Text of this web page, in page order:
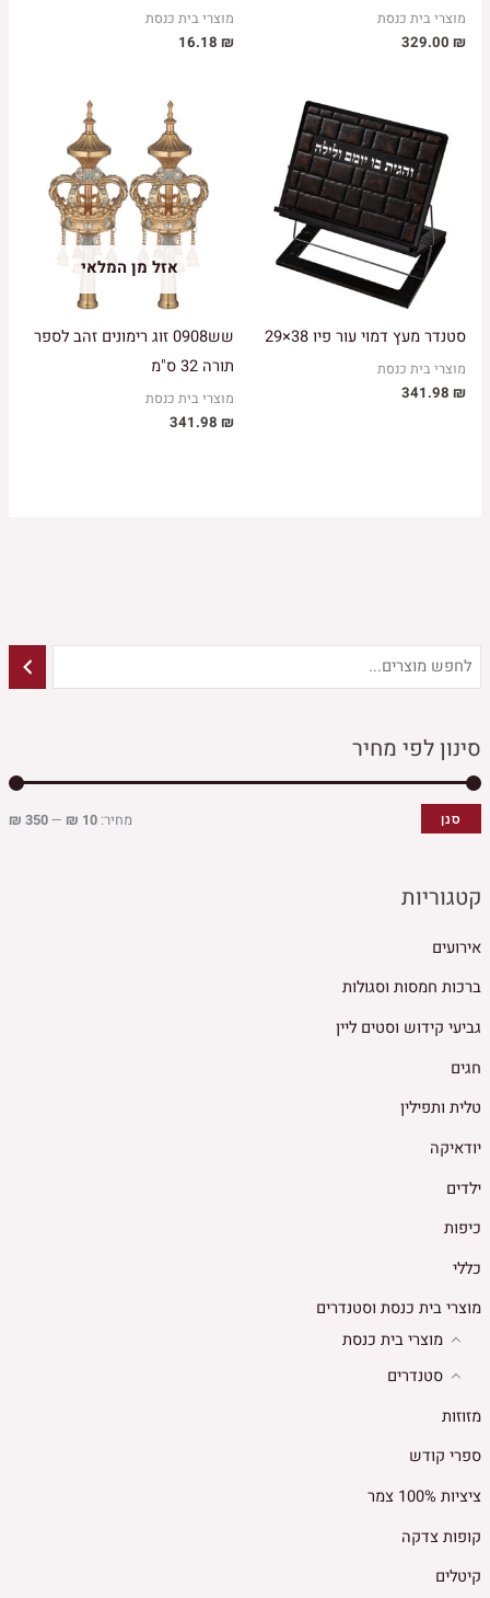
סינון לפי מחיר
סנן מחיר:10 ₪
—
350 ₪
קטגוריות
אירועים
ברכות חמסות וסגולות
גביעי קידוש וסטים ליין
חגים
טלית ותפילין
יודאיקה
ילדים
כיפות
כללי
מוצרי בית כנסת וסטנדרים
מוצרי בית כנסת
סטנדרים
מזוזות
ספרי קודש
ציציות 100% צמר
קופות צדקה
קיטלים
מוצרי בית כנסת
329.00 ₪
מוצרי בית כנסת
16.18 ₪
סטנדר מעץ דמוי עור פיו 38×29
מוצרי בית כנסת
341.98 ₪
אזל מן המלאי
שש0908 זוג רימונים זהב לספר
תורה 32 ס"מ
מוצרי בית כנסת
341.98 ₪